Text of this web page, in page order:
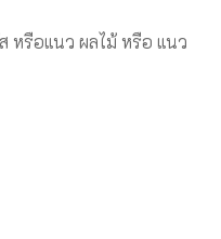
หรือแนว ผลไม้ หรือ แนว